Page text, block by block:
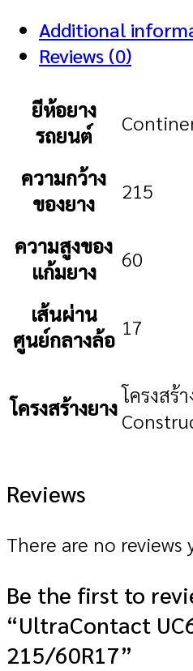
Additional
Reviews (0)
ยีห้อยาง
รถยนต์
ความกว้าง
ของยาง
215
ความสูงของ
แก้มยาง
60
เส้นผ่าน
ศูนย์กลางล้อ 17
โครงสร้างยางโครงสร้
Reviews
There are no reviews
Be the first to
“UltraContact
215/60R17”